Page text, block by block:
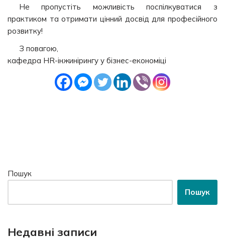
Не пропустіть можливість поспілкуватися з
практиком та отримати цінний досвід для професійного
розвитку!
З повагою,
кафедра HR-інжинірингу у бізнес-економіці
Пошук
Пошук
Недавні записи